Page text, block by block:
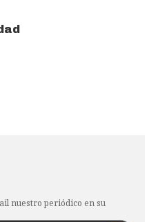
nuestro periódico en su